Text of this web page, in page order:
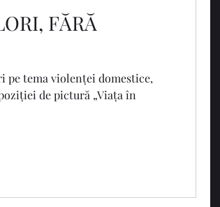
FĂRĂ
pe tema violenței domestice,
de pictură „Viața în